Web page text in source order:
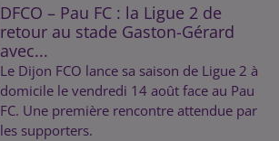
DFCO – Pau FC : la Ligue 2 de
retour au stade Gaston-Gérard
avec...
Le Dijon FCO lance sa saison de Ligue 2 à
domicile le vendredi 14 août face au Pau
FC. Une première rencontre attendue par
les supporters.